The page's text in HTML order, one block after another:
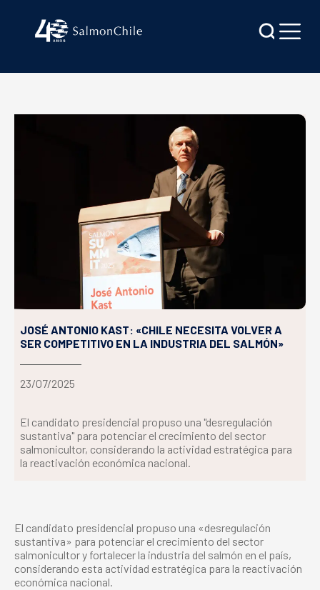
JOSÉ ANTONIO KAST: «CHILE NECESITA VOLVER A
SER COMPETITIVO EN LA INDUSTRIA DEL SALMÓN»
23/07/2025
El candidato presidencial propuso una "desregulación
sustantiva" para potenciar el crecimiento del sector
salmonicultor, considerando la actividad estratégica para
la reactivación económica nacional.
El candidato presidencial propuso una «desregulación
sustantiva» para potenciar el crecimiento del sector
salmonicultor y fortalecer la industria del salmón en el país,
considerando esta actividad estratégica para la reactivación
económica nacional.